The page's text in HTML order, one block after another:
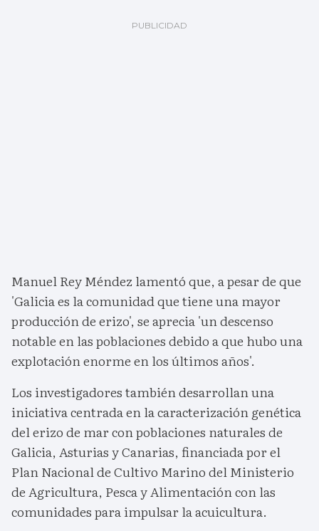
Manuel Rey Méndez lamentó que, a pesar de que
'Galicia es la comunidad que tiene una mayor
producción de erizo', se aprecia 'un descenso
notable en las poblaciones debido a que hubo una
explotación enorme en los últimos años'.
Los investigadores también desarrollan una
iniciativa centrada en la caracterización genética
del erizo de mar con poblaciones naturales de
Galicia, Asturias y Canarias, financiada por el
Plan Nacional de Cultivo Marino del Ministerio
de Agricultura, Pesca y Alimentación con las
comunidades para impulsar la acuicultura.